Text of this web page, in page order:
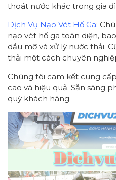
thoát nước khác trong gia
Dịch Vụ Nạo Vét Hố Ga:
nạo vét hố ga toàn diện,
dầu mỡ và xử lý nước thải.
thải một cách chuyên
Chúng tôi cam kết cung
cao và hiệu quả. Sẵn sàng
quý khách hàng.